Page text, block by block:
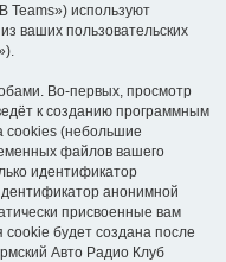
Teams») используют
ваших пользовательских
Во-первых, просмотр
к созданию программным
cookies (небольшие
файлов вашего
идентификатор
анонимной
присвоенные вам
будет создана после
Авто Радио Клуб